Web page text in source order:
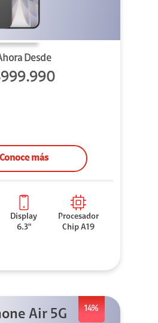
Desde
Conoce más
Display
6.3"
Procesador
Chip A19
14%
Air 5G